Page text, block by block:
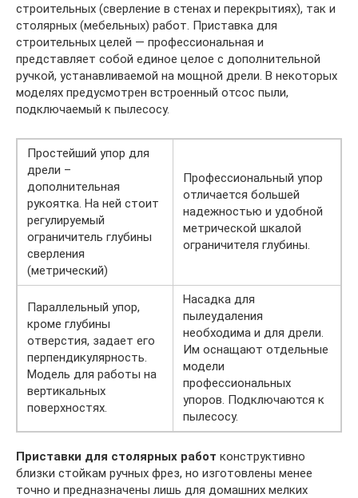
строительных (сверление в стенах и перекрытиях), так и
столярных (мебельных) работ. Приставка для
строительных целей — профессиональная и
представляет собой единое целое с дополнительной
ручкой, устанавливаемой на мощной дрели. В некоторых
моделях предусмотрен встроенный отсос пыли,
подключаемый к пылесосу.
Простейший упор для
дрели –
дополнительная
рукоятка. На ней стоит
регулируемый
ограничитель глубины
сверления
(метрический)
Профессиональный упор
отличается большей
надежностью и удобной
метрической шкалой
ограничителя глубины.
Параллельный упор,
кроме глубины
отверстия, задает его
перпендикулярность.
Модель для работы на
вертикальных
поверхностях.
Насадка для
пылеудаления
необходима и для дрели.
Им оснащают отдельные
модели
профессиональных
упоров. Подключаются к
пылесосу.
Приставки для столярных работ конструктивно
близки стойкам ручных фрез, но изготовлены менее
точно и предназначены лишь для домашних мелких